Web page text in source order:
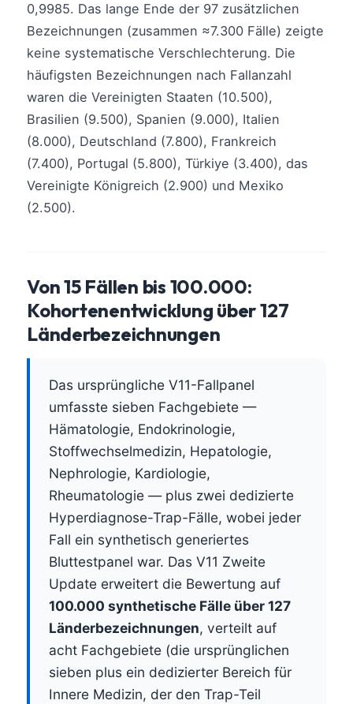
0,9985. Das lange Ende der 97 zusätzlichen
Bezeichnungen (zusammen ≈7.300 Fälle) zeigte
keine systematische Verschlechterung. Die
häufigsten Bezeichnungen nach Fallanzahl
waren die Vereinigten Staaten (10.500),
Brasilien (9.500), Spanien (9.000), Italien
(8.000), Deutschland (7.800), Frankreich
(7.400), Portugal (5.800), Türkiye (3.400), das
Vereinigte Königreich (2.900) und Mexiko
(2.500).
Von 15 Fällen bis 100.000:
Kohortenentwicklung über 127
Länderbezeichnungen
Das ursprüngliche V11-Fallpanel
umfasste sieben Fachgebiete —
Hämatologie, Endokrinologie,
Stoffwechselmedizin, Hepatologie,
Nephrologie, Kardiologie,
Rheumatologie — plus zwei dedizierte
Hyperdiagnose-Trap-Fälle, wobei jeder
Fall ein synthetisch generiertes
Bluttestpanel war. Das V11 Zweite
Update erweitert die Bewertung auf
100.000 synthetische Fälle über 127
Länderbezeichnungen, verteilt auf
acht Fachgebiete (die ursprünglichen
sieben plus ein dedizierter Bereich für
Innere Medizin, der den Trap-Teil